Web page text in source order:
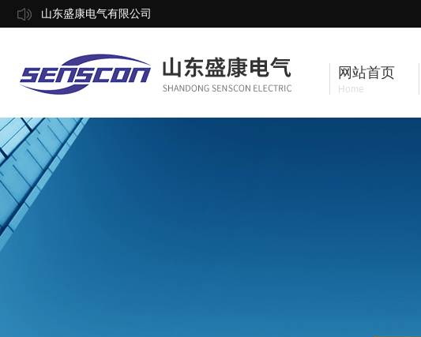
山东盛康电气有限公司
网站首页
Home